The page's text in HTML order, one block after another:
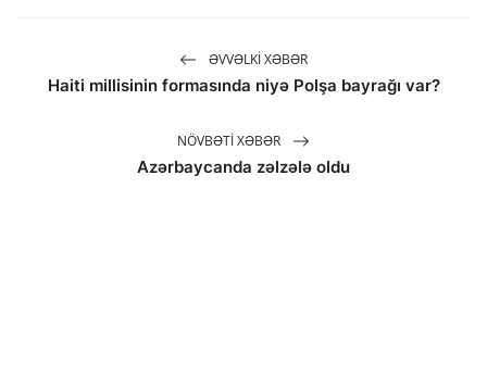
ƏVVƏLKI XƏBƏR
Haiti millisinin formasında niyə Polşa bayrağı var?
NÖVBƏTI XƏBƏR
Azərbaycanda zəlzələ oldu